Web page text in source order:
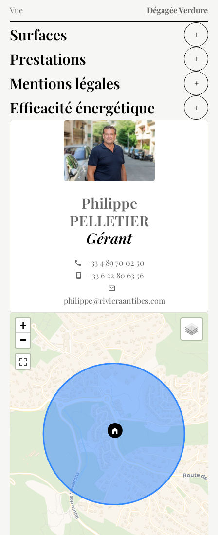
Vue Dégagée Verdure
Surfaces +
Prestations +
Mentions légales +
Efficacité énergétique +
Philippe
PELLETIER
Gérant
+33 4 89 70 02 50
+33 6 22 80 63 56
philippe@rivieraantibes.com
+
−